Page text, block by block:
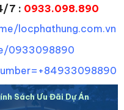
7 : 0933.098.890
locphathung.com.vn
0933098890
Sách Ưu Đãi Dự Án